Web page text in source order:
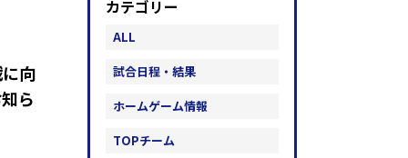
向
ら
カテゴリー
ALL
試合日程・結果
ホームゲーム情報
TOPチーム